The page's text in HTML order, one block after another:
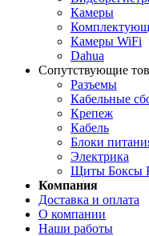
Камеры
Камеры WiFi
Dahua
Сопутствующие
Разъемы
Кабельные
Крепеж
Кабель
Блоки
Электрика
Щиты Боксы
Компания
Доставка и оплата
О компании
Наши работы